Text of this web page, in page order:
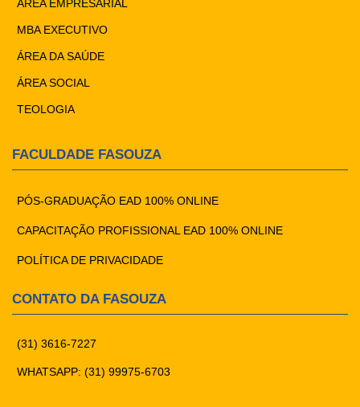
ÁREA EMPRESARIAL
MBA EXECUTIVO
ÁREA DA SAÚDE
ÁREA SOCIAL
TEOLOGIA
FACULDADE FASOUZA
PÓS-GRADUAÇÃO EAD 100% ONLINE
CAPACITAÇÃO PROFISSIONAL EAD 100% ONLINE
POLÍTICA DE PRIVACIDADE
CONTATO DA FASOUZA
(31) 3616-7227
WHATSAPP: (31) 99975-6703